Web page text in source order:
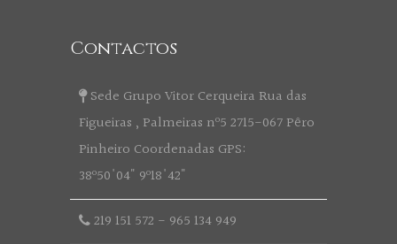
Contactos
Sede Grupo Vitor Cerqueira Rua das
Figueiras , Palmeiras nº5 2715-067 Pêro
Pinheiro Coordenadas GPS:
38º50'04" 9º18'42"
219 151 572 - 965 134 949